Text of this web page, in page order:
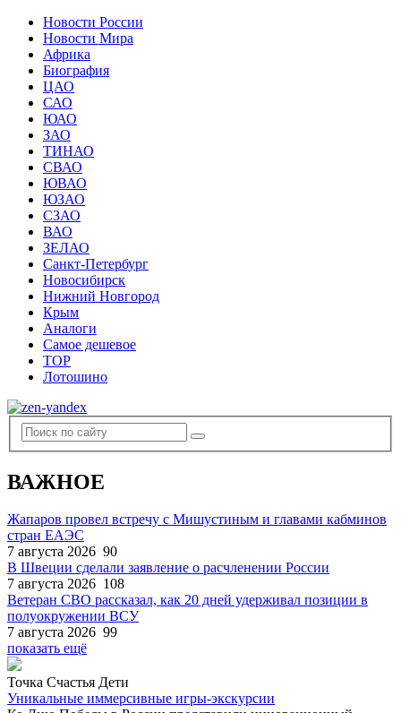
Новости России
Новости Мира
Африка
Биография
ЦАО
САО
ЮАО
ЗАО
ТИНАО
СВАО
ЮВАО
ЮЗАО
СЗАО
ВАО
ЗЕЛАО
Санкт-Петербург
Новосибирск
Нижний Новгород
Крым
Аналоги
Самое дешевое
TOP
Лотошино
ВАЖНОЕ
Жапаров провел встречу с Мишустиным и главами кабминов
стран ЕАЭС
7 августа 2026 90
В Швеции сделали заявление о расчленении России
7 августа 2026 108
Ветеран СВО рассказал, как 20 дней удерживал позиции в
полуокружении ВСУ
7 августа 2026 99
показать ещё
Точка Счастья Дети
Уникальные иммерсивные игры-экскурсии